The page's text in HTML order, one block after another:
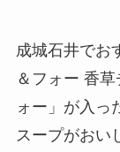
成城石井でお
＆フォー 香
ォー」が入っ
スープがおい